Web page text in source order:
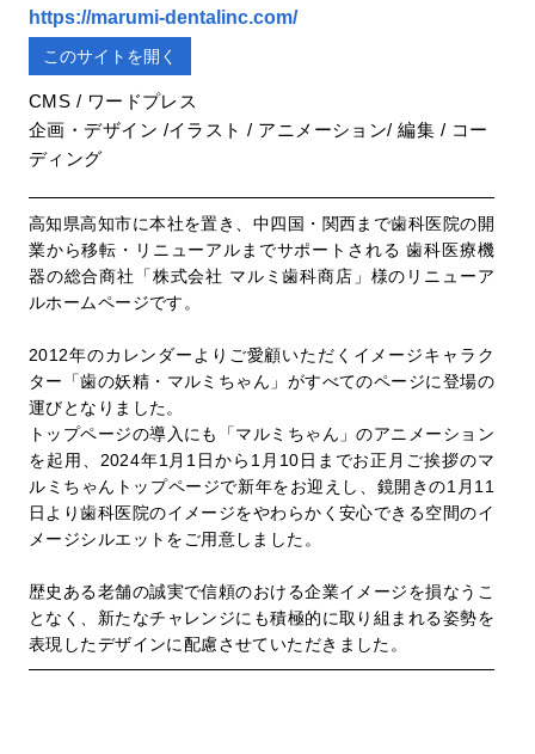
https://marumi-dentalinc.com/
このサイトを開く
CMS / ワードプレス
企画・デザイン /イラスト / アニメーション/ 編集 / コー
ディング
高知県高知市に本社を置き、中四国・関西まで歯科医院の開
業から移転・リニューアルまでサポートされる 歯科医療機
器の総合商社「株式会社 マルミ歯科商店」様のリニューア
ルホームページです。
2012年のカレンダーよりご愛顧いただくイメージキャラク
ター「歯の妖精・マルミちゃん」がすべてのページに登場の
運びとなりました。
トップページの導入にも「マルミちゃん」のアニメーション
を起用、2024年1月1日から1月10日までお正月ご挨拶のマ
ルミちゃんトップページで新年をお迎えし、鏡開きの1月11
日より歯科医院のイメージをやわらかく安心できる空間のイ
メージシルエットをご用意しました。
歴史ある老舗の誠実で信頼のおける企業イメージを損なうこ
となく、新たなチャレンジにも積極的に取り組まれる姿勢を
表現したデザインに配慮させていただきました。